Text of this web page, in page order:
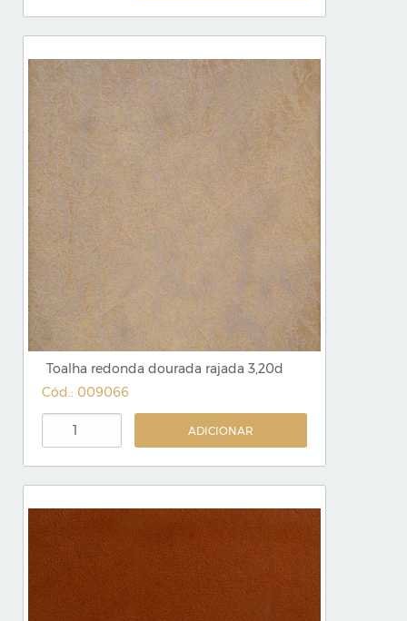
Toalha redonda dourada rajada 3,20d
Cód.: 009066
ADICIONAR